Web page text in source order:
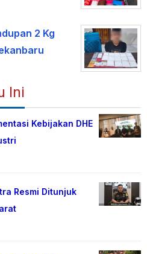
2 Kg
Ini
Kebijakan DHE
Resmi Ditunjuk